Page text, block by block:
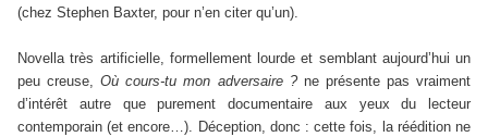
(chez Stephen Baxter, pour n’en citer qu’un).
Novella très artificielle, formellement lourde et semblant aujourd’hui un
peu creuse,Où cours-tu mon adversaire ?ne présente pas vraiment
d’intérêt autre que purement documentaire aux yeux du lecteur
contemporain (et encore…). Déception, donc : cette fois, la réédition ne